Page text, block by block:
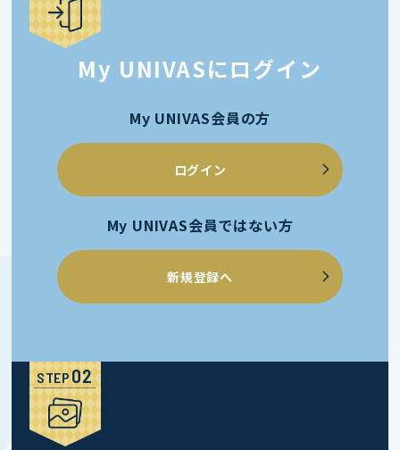
My UNIVASにログイン
My UNIVAS会員の方
ログイン
My UNIVAS会員ではない方
新規登録へ
STEP